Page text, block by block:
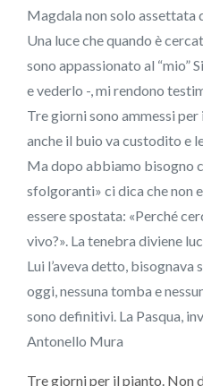
Magdala non solo assettata
Una luce che quando è
sono appassionato al “mio”
e vederlo -, mi rendono
Tre giorni sono ammessi
anche il buio va custodito e
Ma dopo abbiamo bisogno
sfolgoranti» ci dica che non
essere spostata: «Perché
vivo?». La tenebra diviene
Lui l’aveva detto, bisognava
oggi, nessuna tomba e
sono definitivi. La Pasqua,
Antonello Mura
Tre giorni per il pianto. Non